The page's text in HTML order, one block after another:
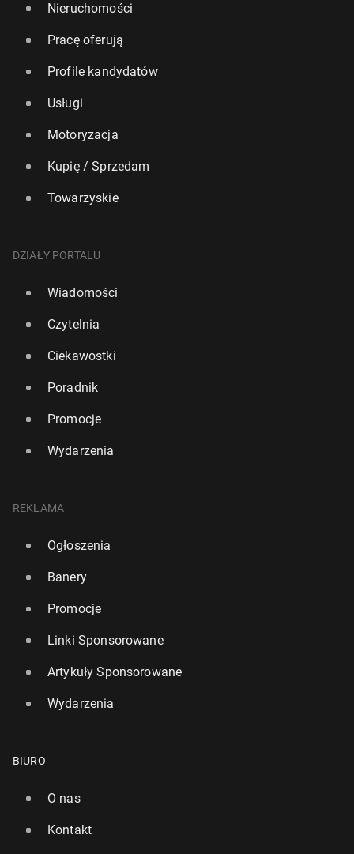
Nieruchomości
Pracę oferują
Profile kandydatów
Usługi
Motoryzacja
Kupię / Sprzedam
Towarzyskie
DZIAŁY PORTALU
Wiadomości
Czytelnia
Ciekawostki
Poradnik
Promocje
Wydarzenia
REKLAMA
Ogłoszenia
Banery
Promocje
Linki Sponsorowane
Artykuły Sponsorowane
Wydarzenia
BIURO
O nas
Kontakt